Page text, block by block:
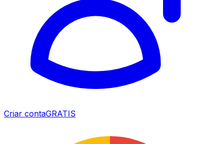
Criar contaGRATIS